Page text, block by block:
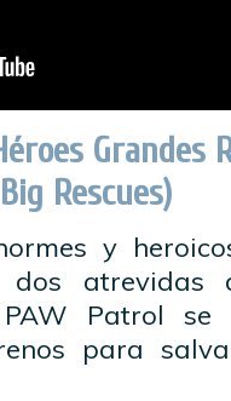
Grandes
Rescues)
y
dos atrevidas
Patrol se
para